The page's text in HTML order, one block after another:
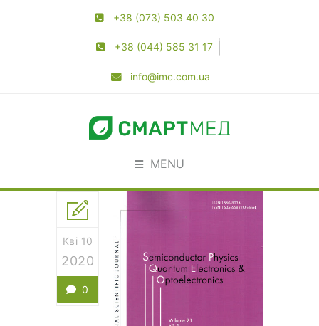
+38 (073) 503 40 30
+38 (044) 585 31 17
info@imc.com.ua
MENU
Кві 10
2020
0